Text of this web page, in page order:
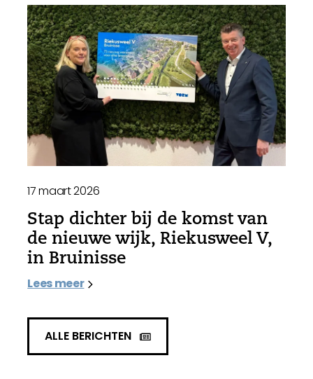
17 maart 2026
Stap dichter bij de komst van
de nieuwe wijk, Riekusweel V,
in Bruinisse
Lees meer
ALLE BERICHTEN